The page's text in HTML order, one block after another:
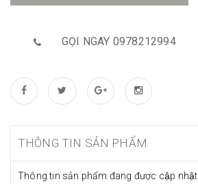
GỌI NGAY 0978212994
THÔNG TIN SẢN PHẨM
Thông tin sản phẩm đang được cập nhật